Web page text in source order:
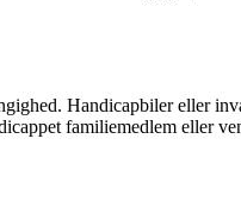
Handicapbiler eller
familiemedlem eller